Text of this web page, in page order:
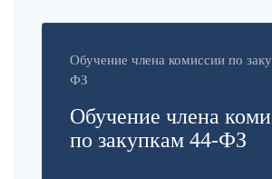
Обучение члена комиссии по
ФЗ
Обучение члена
по закупкам 44-ФЗ